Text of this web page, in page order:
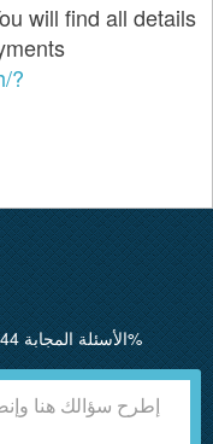
will find all details
?
الأسئلة المجابة 24544 | نسبة الرضا 97.5%